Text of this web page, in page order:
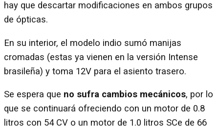
hay que descartar modificaciones en ambos grupos
de ópticas.
En su interior, el modelo indio sumó manijas
cromadas (estas ya vienen en la versión Intense
brasileña) y toma 12V para el asiento trasero.
Se espera que no sufra cambios mecánicos, por lo
que se continuará ofreciendo con un motor de 0.8
litros con 54 CV o un motor de 1.0 litros SCe de 66